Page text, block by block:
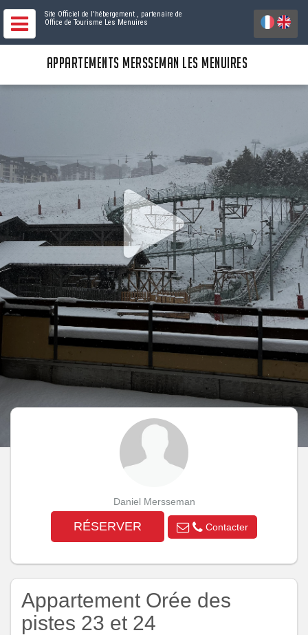
Site Officiel de l'hébergement , partenaire de
Office de Tourisme Les Menuires
APPARTEMENTS MERSSEMAN LES MENUIRES
Daniel Mersseman
RÉSERVER Contacter
Appartement Orée des
pistes 23 et 24